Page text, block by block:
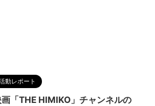
動レポート
画「THE HIMIKO」チャンネルの